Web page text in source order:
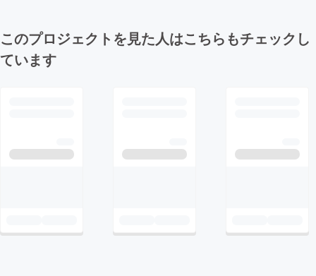
このプロジェクトを見た人はこちらもチェックし
ています